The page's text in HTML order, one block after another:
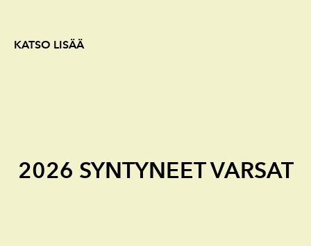
KATSO LISÄÄ
2026 SYNTYNEET VARSAT